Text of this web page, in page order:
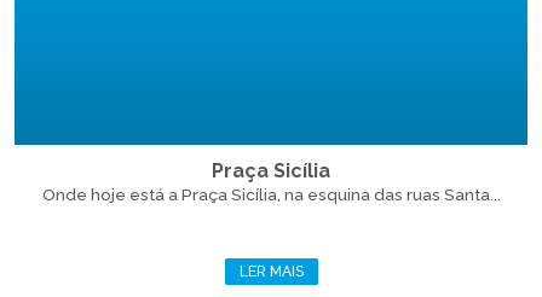
Praça Sicília
Onde hoje está a Praça Sicília, na esquina das ruas Santa...
LER MAIS